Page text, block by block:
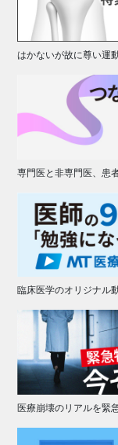
はかないが故に尊い運
専門医と非専門医、患
臨床医学のオリジナル
医療崩壊のリアルを緊